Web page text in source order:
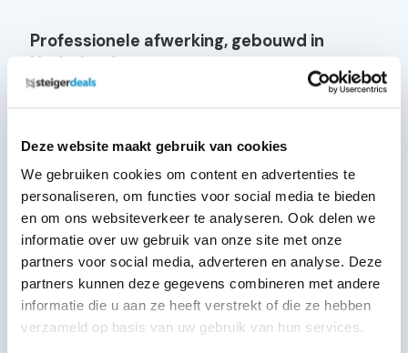
Deze website maakt gebruik van cookies
We gebruiken cookies om content en advertenties te
personaliseren, om functies voor social media te bieden
en om ons websiteverkeer te analyseren. Ook delen we
informatie over uw gebruik van onze site met onze
partners voor social media, adverteren en analyse. Deze
partners kunnen deze gegevens combineren met andere
informatie die u aan ze heeft verstrekt of die ze hebben
verzameld op basis van uw gebruik van hun services.
Professionele afwerking, gebouwd in
Nederland
De Panthera Pro isgeproduceerd in Nederlanden wordt
afwerking en modulaire opbouw is deze rolsteiger eenvoudig
uit te breiden met accessoires, zoals uitwijkconsoles en
loopbruggen.
Samenstelling:
MAANDDEAL: Steigerwiel Nylon